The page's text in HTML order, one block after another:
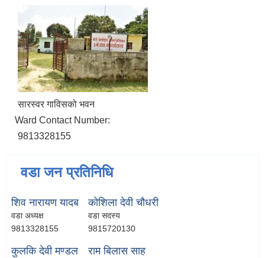
सारस्वर गाविसको भवन
Ward Contact Number:
9813328155
वडा जन प्रतिनिधि
शिव नारायण यादब
वडा अध्यक्ष
9813328155
कोशिला देवी चौधरी
वडा सदस्य
9815720130
कुलकि देवी मण्डल राम बिलास साह